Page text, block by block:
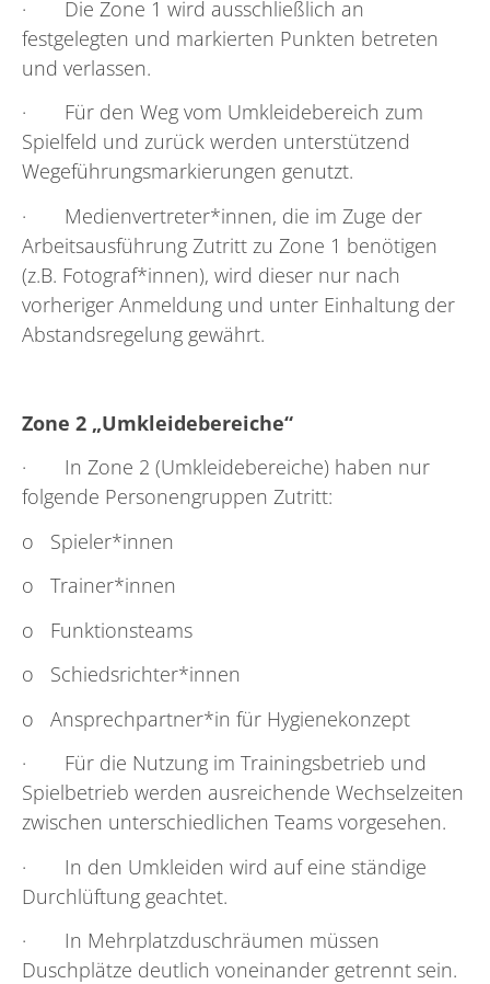
· Die Zone 1 wird ausschließlich an
festgelegten und markierten Punkten betreten
und verlassen.
· Für den Weg vom Umkleidebereich zum
Spielfeld und zurück werden unterstützend
Wegeführungsmarkierungen genutzt.
· Medienvertreter*innen, die im Zuge der
Arbeitsausführung Zutritt zu Zone 1 benötigen
(z.B. Fotograf*innen), wird dieser nur nach
vorheriger Anmeldung und unter Einhaltung der
Abstandsregelung gewährt.
Zone 2 „Umkleidebereiche“
· In Zone 2 (Umkleidebereiche) haben nur
folgende Personengruppen Zutritt:
o Spieler*innen
o Trainer*innen
o Funktionsteams
o Schiedsrichter*innen
o Ansprechpartner*in für Hygienekonzept
· Für die Nutzung im Trainingsbetrieb und
Spielbetrieb werden ausreichende Wechselzeiten
zwischen unterschiedlichen Teams vorgesehen.
· In den Umkleiden wird auf eine ständige
Durchlüftung geachtet.
· In Mehrplatzduschräumen müssen
Duschplätze deutlich voneinander getrennt sein.